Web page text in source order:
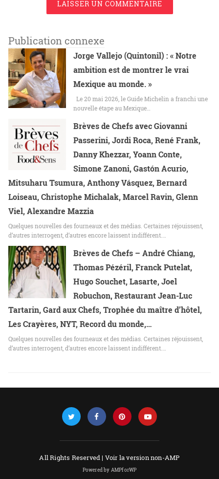
LAISSER UN COMMENTAIRE
Publication connexe
Jorge Vallejo (Quintonil) : « Notre
ambition est de montrer le vrai
Mexique au monde. »
Le 20 mai 2026, le Guide Michelin a franchi une
nouvelle étape au Mexique…
Brèves de Chefs avec Giovanni
Passerini, Jordi Roca, René Frank,
Danny Khezzar, Yoann Conte,
Simone Zanoni, Gastón Acurio,
Mitsuharu Tsumura, Anthony Vásquez, Bernard
Loiseau, Christophe Michalak, Marcel Ravin, Glenn
Viel, Alexandre Mazzia
Quelques nouvelles des fourneaux et des médias. Certaines réjouissent,
d’autres interrogent, d’autres encore laissent indifférent.…
Brèves de Chefs – André Chiang,
Thomas Pézéril, Franck Putelat,
Hugo Souchet, Lasarte, Joel
Robuchon, Restaurant Jean-Luc
Tartarin, Gard aux Chefs, Trophée du maître d’hôtel,
Les Crayères, NYT, Record du monde,…
Quelques nouvelles des fourneaux et des médias. Certaines réjouissent,
d’autres interrogent, d’autres encore laissent indifférent.…
All Rights Reserved | Voir la version non-AMP
Powered by AMPforWP